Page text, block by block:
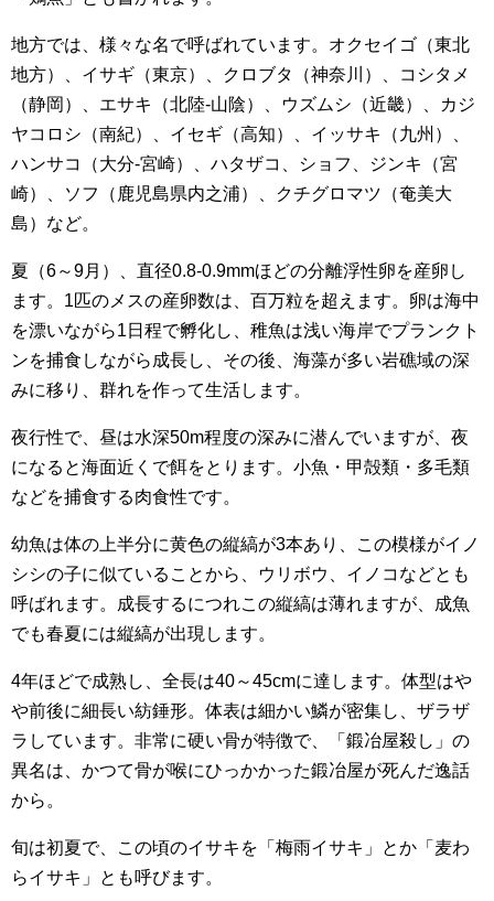
地方では、様々な名で呼ばれています。オクセイゴ（東北
地方）、イサギ（東京）、クロブタ（神奈川）、コシタメ
（静岡）、エサキ（北陸-山陰）、ウズムシ（近畿）、カジ
ヤコロシ（南紀）、イセギ（高知）、イッサキ（九州）、
ハンサコ（大分-宮崎）、ハタザコ、ショフ、ジンキ（宮
崎）、ソフ（鹿児島県内之浦）、クチグロマツ（奄美大
島）など。
夏（6～9月）、直径0.8-0.9mmほどの分離浮性卵を産卵し
ます。1匹のメスの産卵数は、百万粒を超えます。卵は海中
を漂いながら1日程で孵化し、稚魚は浅い海岸でプランクト
ンを捕食しながら成長し、その後、海藻が多い岩礁域の深
みに移り、群れを作って生活します。
夜行性で、昼は水深50m程度の深みに潜んでいますが、夜
になると海面近くで餌をとります。小魚・甲殻類・多毛類
などを捕食する肉食性です。
幼魚は体の上半分に黄色の縦縞が3本あり、この模様がイノ
シシの子に似ていることから、ウリボウ、イノコなどとも
呼ばれます。成長するにつれこの縦縞は薄れますが、成魚
でも春夏には縦縞が出現します。
4年ほどで成熟し、全長は40～45cmに達します。体型はや
や前後に細長い紡錘形。体表は細かい鱗が密集し、ザラザ
ラしています。非常に硬い骨が特徴で、「鍛冶屋殺し」の
異名は、かつて骨が喉にひっかかった鍛冶屋が死んだ逸話
から。
旬は初夏で、この頃のイサキを「梅雨イサキ」とか「麦わ
らイサキ」とも呼びます。